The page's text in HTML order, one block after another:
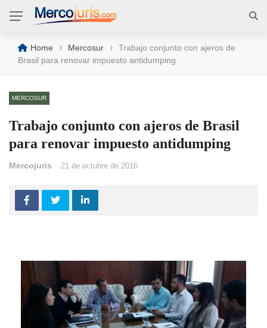
Home › Mercosur ›
Trabajo conjunto con ajeros de
Brasil para renovar impuesto antidumping
MERCOSUR
Trabajo conjunto con ajeros de Brasil
para renovar impuesto antidumping
Mercojuris 21 de octubre de 2016